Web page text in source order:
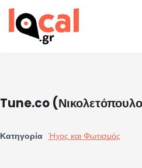
Μεταπηδήστε
Tune.co
Κατηγορία Ήχος και Φωτισμός